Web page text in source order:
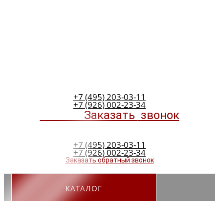
+7 (495) 203-03-11
+7 (926) 002-23-34
Заказать звонок
+7 (495) 203-03-11
+7 (926) 002-23-34
Заказать обратный звонок
КАТАЛОГ